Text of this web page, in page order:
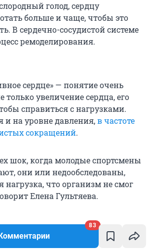
83
голод, сердцу
больше и чаще, чтобы это
В сердечно-сосудистой системе
ремоделирования.
сердце» — понятие очень
только увеличение сердца, его
справиться с нагрузками.
и на уровне давления,в частоте
сокращений.
шок, когда молодые спортсмены
они или недообследованы,
нагрузка, что организм не смог
Елена Гультяева.
что в спортивной
препараты, которые
переносимость, обменные